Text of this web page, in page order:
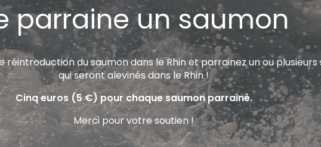
parraine un saumon
réintroduction du saumon dans le Rhin et parrainez un ou plusieurs
qui seront alevinés dans le Rhin !
Cinq euros (5 €) pour chaque saumon parrainé.
Merci pour votre soutien !